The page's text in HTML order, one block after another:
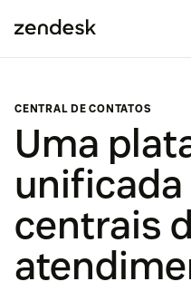
CENTRAL DE CONTATOS
Uma
unificada
centrais